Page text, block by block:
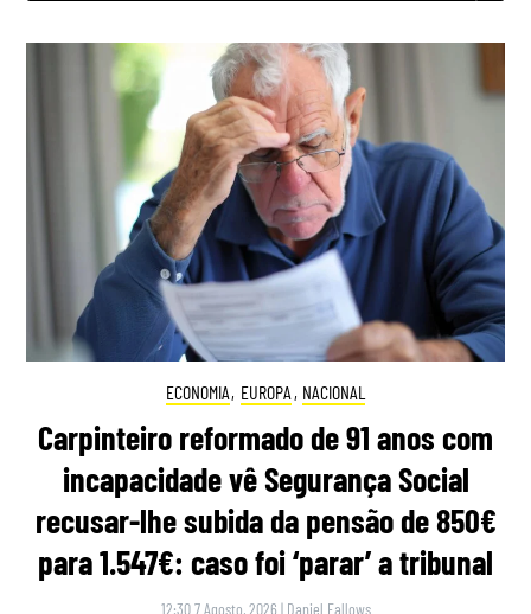
ECONOMIA, EUROPA , NACIONAL
Carpinteiro reformado de 91 anos com
incapacidade vê Segurança Social
recusar-lhe subida da pensão de 850€
para 1.547€: caso foi ‘parar’ a tribunal
12:30 7 Agosto, 2026 | Daniel Fallows